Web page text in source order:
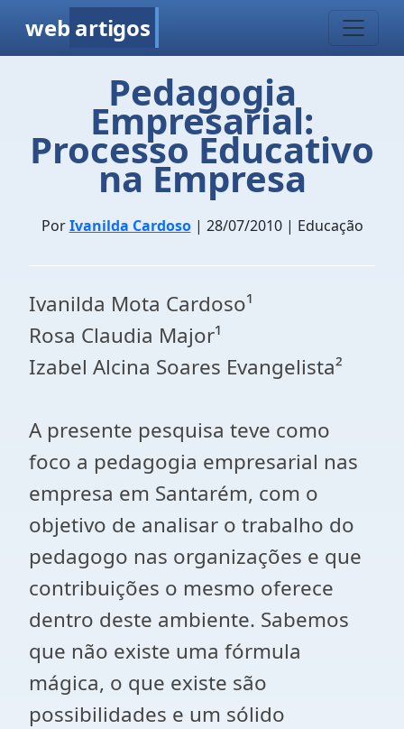
web artigos
Pedagogia
Empresarial:
Processo Educativo
na Empresa
PorIvanilda Cardoso| 28/07/2010 | Educação
Ivanilda Mota Cardoso¹
Rosa Claudia Major¹
Izabel Alcina Soares Evangelista²
A presente pesquisa teve como
foco a pedagogia empresarial nas
empresa em Santarém, com o
objetivo de analisar o trabalho do
pedagogo nas organizações e que
contribuições o mesmo oferece
dentro deste ambiente. Sabemos
que não existe uma fórmula
mágica, o que existe são
possibilidades e um sólido